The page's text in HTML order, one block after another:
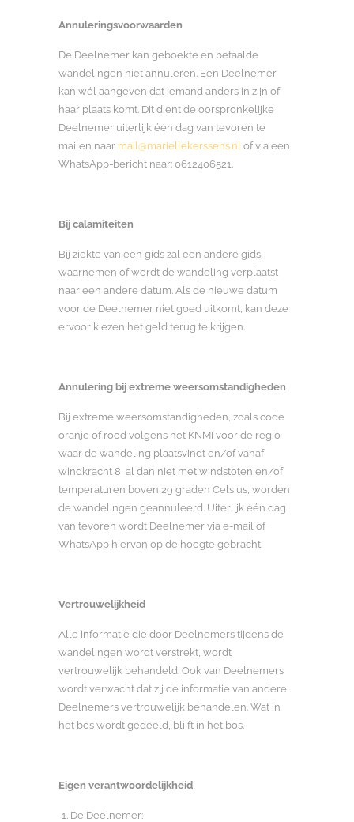
Annuleringsvoorwaarden
De Deelnemer kan geboekte en betaalde
wandelingen niet annuleren. Een Deelnemer
kan wél aangeven dat iemand anders in zijn of
haar plaats komt. Dit dient de oorspronkelijke
Deelnemer uiterlijk één dag van tevoren te
mailen naar mail@mariellekerssens.nl of via een
WhatsApp-bericht naar: 0612406521.
Bij calamiteiten
Bij ziekte van een gids zal een andere gids
waarnemen of wordt de wandeling verplaatst
naar een andere datum. Als de nieuwe datum
voor de Deelnemer niet goed uitkomt, kan deze
ervoor kiezen het geld terug te krijgen.
Annulering bij extreme weersomstandigheden
Bij extreme weersomstandigheden, zoals code
oranje of rood volgens het KNMI voor de regio
waar de wandeling plaatsvindt en/of vanaf
windkracht 8, al dan niet met windstoten en/of
temperaturen boven 29 graden Celsius, worden
de wandelingen geannuleerd. Uiterlijk één dag
van tevoren wordt Deelnemer via e-mail of
WhatsApp hiervan op de hoogte gebracht.
Vertrouwelijkheid
Alle informatie die door Deelnemers tijdens de
wandelingen wordt verstrekt, wordt
vertrouwelijk behandeld. Ook van Deelnemers
wordt verwacht dat zij de informatie van andere
Deelnemers vertrouwelijk behandelen. Wat in
het bos wordt gedeeld, blijft in het bos.
Eigen verantwoordelijkheid
De Deelnemer: